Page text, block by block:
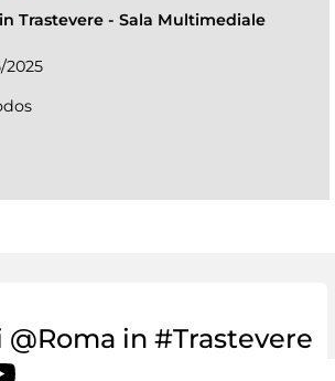
Trastevere - Sala Multimediale
2025
@Roma in #Trastevere